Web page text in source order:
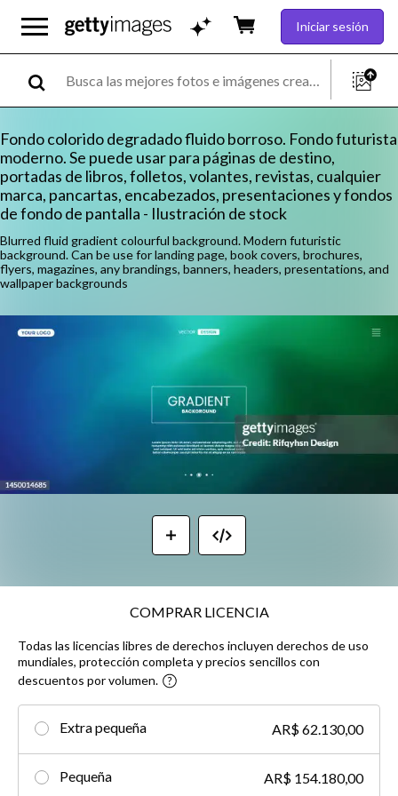
Iniciar sesión
Fondo colorido degradado fluido borroso. Fondo futurista
moderno. Se puede usar para páginas de destino,
portadas de libros, folletos, volantes, revistas, cualquier
marca, pancartas, encabezados, presentaciones y fondos
de fondo de pantalla - Ilustración de stock
Blurred fluid gradient colourful background. Modern futuristic
background. Can be use for landing page, book covers, brochures,
flyers, magazines, any brandings, banners, headers, presentations, and
wallpaper backgrounds
COMPRAR LICENCIA
Todas las licencias libres de derechos incluyen derechos de uso
mundiales, protección completa y precios sencillos con
descuentos por volumen.
Extra pequeña AR$ 62.130,00
Pequeña AR$ 154.180,00